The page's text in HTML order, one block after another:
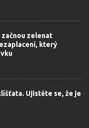
zelenat
který
Ujistěte se, že je